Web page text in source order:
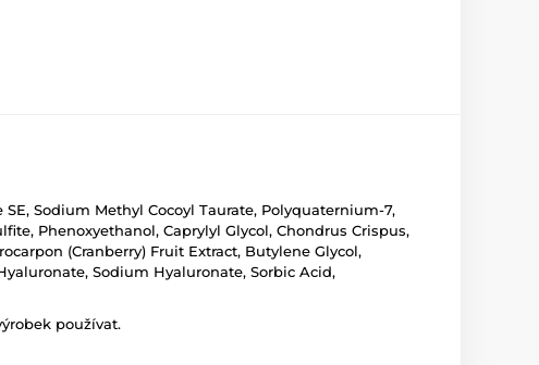
Sodium Methyl Cocoyl Taurate, Polyquaternium-7,
Phenoxyethanol, Caprylyl Glycol, Chondrus Crispus,
(Cranberry) Fruit Extract, Butylene Glycol,
Sodium Hyaluronate, Sorbic Acid,
používat.